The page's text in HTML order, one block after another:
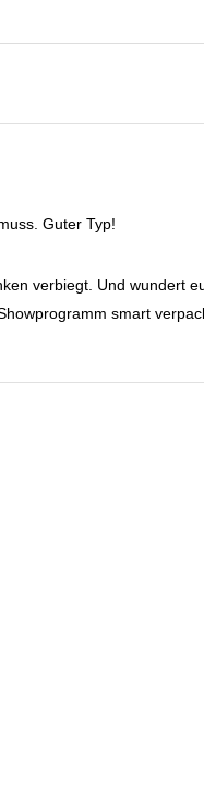
Guter Typ!
verbiegt. Und wundert
smart